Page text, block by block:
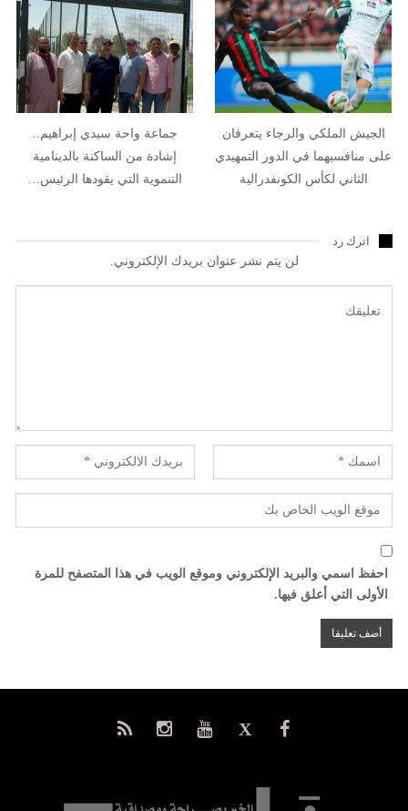
الجيش الملكي والرجاء يتعرفان
على منافسيهما في الدور التمهيدي
الثاني لكأس الكونفدرالية
جماعة واحة سيدي إبراهيم..
إشادة من الساكنة بالدينامية
التنموية التي يقودها الرئيس…
اترك رد
لن يتم نشر عنوان بريدك الإلكتروني.
احفظ اسمي والبريد الإلكتروني وموقع الويب في هذا المتصفح للمرة
الأولى التي أعلق فيها.